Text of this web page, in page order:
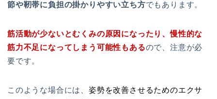
節や靭帯に負担の掛かりやすい立ち方でもあります。
筋活動が少ないとむくみの原因になったり、慢性的な
筋力不足になってしまう可能性もあるので、注意が必
要です。
このような場合には、 姿勢を改善させるためのエクサ